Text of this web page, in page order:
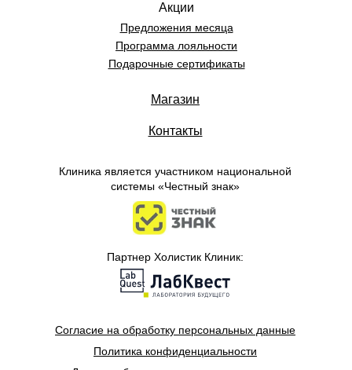
Магазин
Контакты
Согласие на обработку персональных данные
Политика конфиденциальности
Клиника является участником национальной
системы «Честный знак»
Партнер Холистик Клиник:
Акции
Предложения месяца
Программа лояльности
Подарочные сертификаты